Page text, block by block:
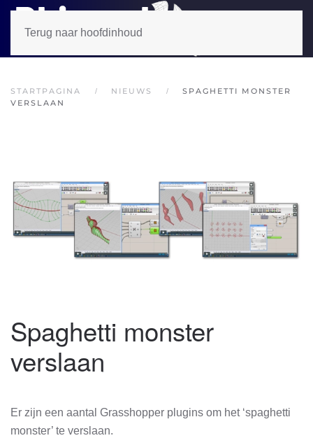
Terug naar hoofdinhoud
STARTPAGINA NIEUWS
SPAGHETTI MONSTER
VERSLAAN
Spaghetti monster
verslaan
Er zijn een aantal Grasshopper plugins om het ‘spaghetti
monster’ te verslaan.